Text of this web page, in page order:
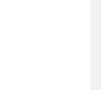
在一次
一起長
立自
。爸爸